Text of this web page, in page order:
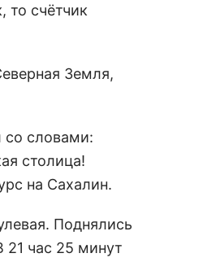
то счётчик
Земля,
со словами:
столица!
на Сахалин.
Поднялись
21 час 25 минут